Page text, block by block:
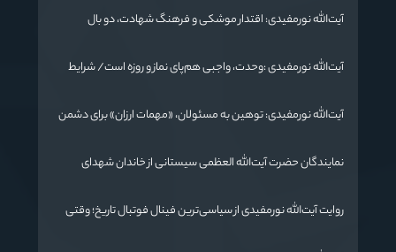
دارد
آیت‌الله نورمفیدی: اقتدار موشکی و فرهنگ شهادت، دو بال
آیت‌الله نورمفیدی :وحدت، واجبی هم‌پای نماز و روزه است/ شرایط
آیت‌الله نورمفیدی: توهین به مسئولان، «مهمات ارزان» برای دشمن
نمایندگان حضرت آیت‌الله العظمی سیستانی از خاندان شهدای
روایت آیت‌الله نورمفیدی از سیاسی‌ترین فینال فوتبال تاریخ؛ وقتی